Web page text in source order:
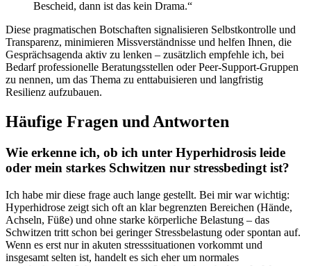
⁣Bescheid, dann ist das⁤ kein Drama.“
Diese pragmatischen Botschaften signalisieren Selbstkontrolle und
Transparenz, minimieren⁣ Missverständnisse und helfen Ihnen, ‌die
Gesprächsagenda aktiv zu lenken – zusätzlich empfehle ich, bei
Bedarf professionelle Beratungsstellen⁣ oder ⁢Peer-Support-Gruppen
zu​ nennen, ‌um das Thema zu enttabuisieren und langfristig
Resilienz aufzubauen.
Häufige Fragen und Antworten
Wie erkenne ich, ob ich unter Hyperhidrosis leide
oder mein starkes Schwitzen nur stressbedingt ist?
Ich habe mir ⁣diese ⁤frage auch lange gestellt. Bei⁢ mir war‍ wichtig:
Hyperhidrose‌ zeigt⁤ sich oft an klar begrenzten Bereichen (Hände,
Achseln, Füße) ⁤und ohne starke körperliche Belastung – das
Schwitzen​ tritt⁢ schon ‌bei geringer Stressbelastung oder spontan auf.
Wenn es erst⁣ nur in akuten⁢ stresssituationen ⁤vorkommt und
insgesamt selten ist, handelt es sich eher um normales